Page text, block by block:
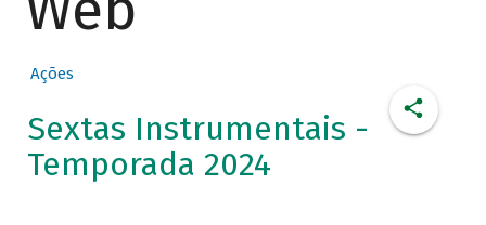
Ações
Sextas Instrumentais -
Temporada 2024